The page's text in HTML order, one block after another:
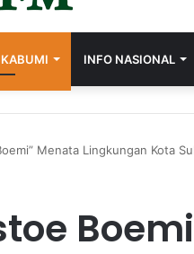
INFO NASIONAL
Menata Lingkungan Kota